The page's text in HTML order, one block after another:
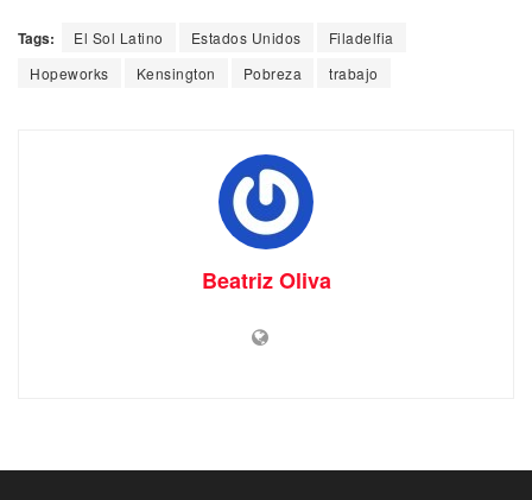
Tags: El Sol Latino Estados Unidos
Filadelfia
Hopeworks
Kensington Pobreza trabajo
Beatriz Oliva